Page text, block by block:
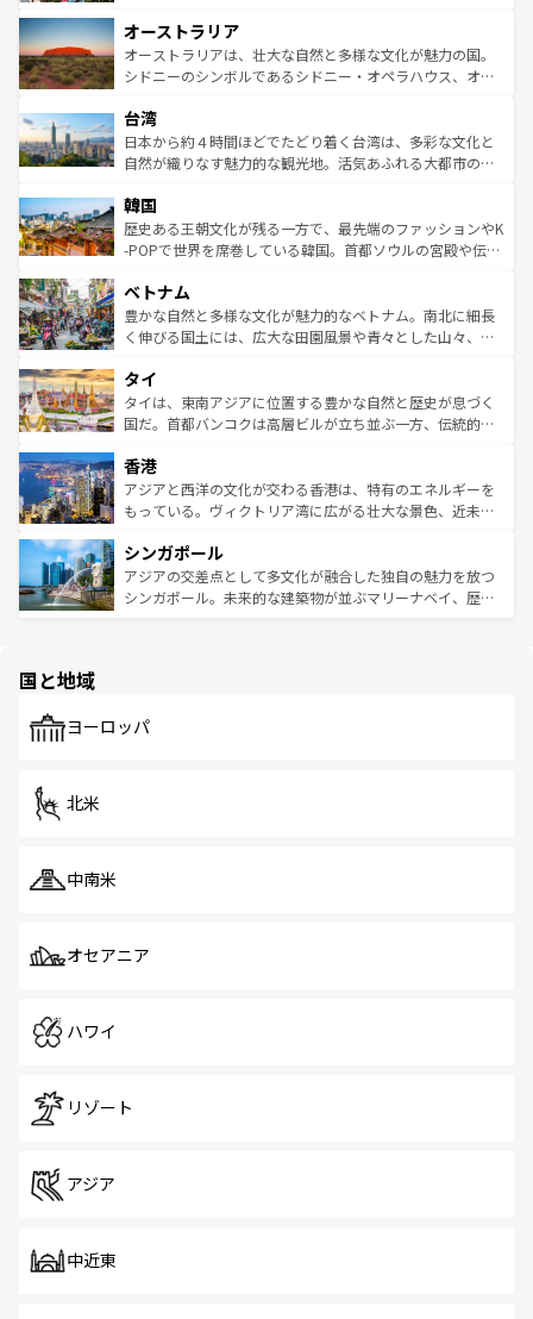
部のニューオーリンズでは、音楽と美食が融合した独特の
文化が魅力。旅行者はアメリカの各地域で異なる魅力を楽
しみながら、その多様性と豊かな歴史を感じることができ
ならではの贅沢な旅のスタイルだ。 なお、新着のアメリカ
情報はコンテンツ一覧を参照してほしい。
ワイ島は見逃せない。また、定番の観光地といえばオアフ
島だが、静かな自然を求めるならマウイ島やカウアイ島が
おすすめ。エメラルドグリーンに輝く海をはじめ、豊かな
れるおもてなしの心で訪れる人々を迎えてくれるハワイの
人々、おいしいローカルフードやハワイアンミュージッ
ク、伝統的なフラダンスなど、すべてがハワイの魅力を彩
ワイを、存分に味わってほしい。 なお、新着のハワイ情報
はコンテンツ一覧を参照してほしい。
オーストラリア
オーストラリアは、壮大な自然と多様な文化が魅力の国。
シドニーのシンボルであるシドニー・オペラハウス、オー
リアリーフや大陸中央部にそびえるウルル（エアーズロッ
ク）、タスマニアの美しい原生林やケアンズの熱帯雨林な
ど、見どころがたくさん。また、カフェやワイン、オージ
いる。アクティビティも充実しており、サーフィンやダイ
ビング、ハイキングなど、アウトドア好きにはたまらな
い。オーストラリアの多彩な魅力を存分に味わいつくそ
参照してほしい。
台湾
日本から約４時間ほどでたどり着く台湾は、多彩な文化と
自然が織りなす魅力的な観光地。活気あふれる大都市の台
ン）、静ひつな山岳地帯である台湾東部など、都市の喧騒
と山間の静けさが共存しており、訪れる人に新しい発見と
驚きをもたらしてくれる。また、奥深い台湾の食文化も魅
容にもいいと評判のスイーツなど、バラエティ豊かな料理
が味わえる。 なお、新着の台湾情報は コンテンツ一覧を参
照してほしい。
韓国
歴史ある王朝文化が残る一方で、最先端のファッションやK
-POPで世界を席巻している韓国。首都ソウルの宮殿や伝統
き、地方に足を延ばせば四季折々の自然美を楽しむことが
できる。そして、キムチや焼肉、絶品のストリートフード
まで、さまざまな韓国料理が待っている。夜には、韓国な
リティに包まれながら、韓国の多彩な魅力を心ゆくまで味
わってみてほしい。 なお、新着の韓国情報はコンテンツ一
覧を参照してほしい。
ベトナム
豊かな自然と多様な文化が魅力的なベトナム。南北に細長
く伸びる国土には、広大な田園風景や青々とした山々、世
急速な発展と共に伝統が息づく。ハノイの古い町並みやホ
ーチミン市のフランス統治時代の建物も、独特の雰囲気を
醸し出している。また、バラエティの豊かさとおいしさで
とつ。フォーやバインミー、ベトナムコーヒーなどは、ぜ
ひ現地で味わいたい。どの地域を訪れてもあたたかい人々
が旅行者を迎えてくれるので、きっと忘れられない旅にな
参照してほしい。
タイ
タイは、東南アジアに位置する豊かな自然と歴史が息づく
国だ。首都バンコクは高層ビルが立ち並ぶ一方、伝統的な
の活気が交差している。北部ではチェンマイなどの山岳地
帯で自然と触れ合い、南部ではプーケットやクラビの美し
いビーチでリゾート気分を楽しむことができる。タイ料理
激する。気候は一年中温暖で、どの季節にも異なる楽しみ
が待っている。親しみやすいタイの人々、仏教を中心とし
た文化、そして多様な観光資源が、訪れる旅人を魅了し続
香港
アジアと西洋の文化が交わる香港は、特有のエネルギーを
もっている。ヴィクトリア湾に広がる壮大な景色、近未来
み、どこを訪れても感動するはず。観光スポットが密集し
ており、効率よく見どころを回れるのも魅力。息をのむよ
うな絶景から文化的な体験まで、香港を存分に楽しみ尽く
シンガポール
アジアの交差点として多文化が融合した独自の魅力を放つ
シンガポール。未来的な建築物が並ぶマリーナベイ、歴史
で、ホーカーズは地元の風情を楽しめる外せないスポット
国と地域
ヨーロッパ
北米
中南米
オセアニア
ハワイ
リゾート
アジア
中近東